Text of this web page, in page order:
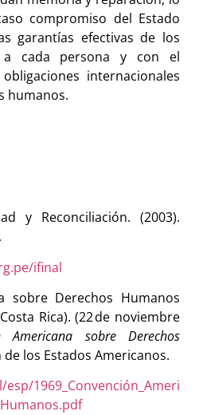
compromiso del Estado
garantías efectivas de los
a cada persona y con el
internacionales
humanos.
y Reconciliación. (2003).
ifinal
sobre Derechos Humanos
Rica). (22 de noviembre
Americana sobre Derechos
de los Estados Americanos.
1969_Convención_Ameri